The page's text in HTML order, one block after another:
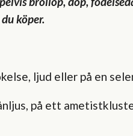
köper.
ljud eller på en
på ett